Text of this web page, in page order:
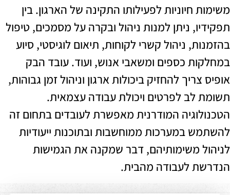
חיוניות לפעילותו התקינה של הארגון. בין
ניתן למנות ניהול ובקרה על מסמכים, טיפול
ניהול קשרי לקוחות, תיאום לוגיסטי, סיוע
כספים ומשאבי אנוש, ועוד. עובד הבק
להחזיק ביכולות ארגון וניהול זמן גבוהות,
לפרטים ויכולת עבודה עצמאית.
המודרנית מאפשרת לעובדים בתחום זה
במערכות ממוחשבות ובתוכנות ייעודיות
משימותיהם, דבר שמקנה את הגמישות
לעבודה מהבית.